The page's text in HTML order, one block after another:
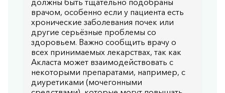
должны быть тщательно подобраны
врачом, особенно если у пациента есть
хронические заболевания почек или
другие серьёзные проблемы со
здоровьем. Важно сообщить врачу о
всех принимаемых лекарствах, так как
Акласта может взаимодействовать с
некоторыми препаратами, например, с
диуретиками (мочегонными